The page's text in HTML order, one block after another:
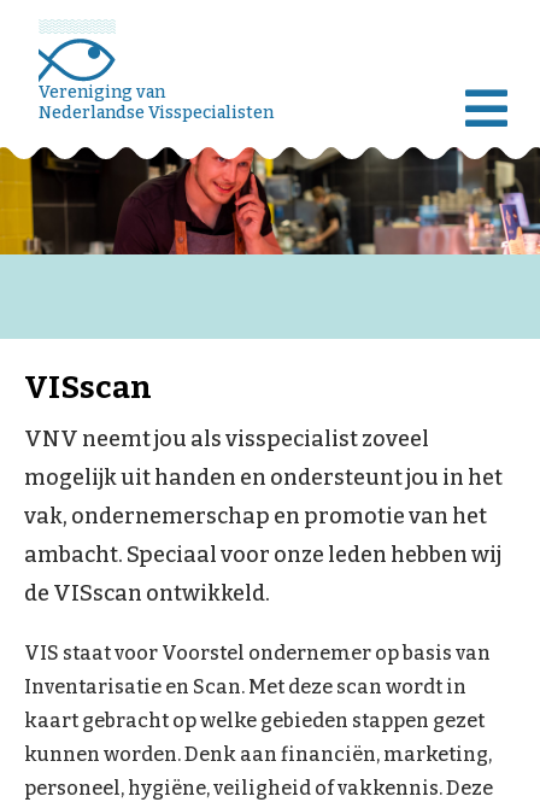
Vereniging van
Nederlandse Visspecialisten
VISscan
VNV neemt jou als visspecialist zoveel
mogelijk uit handen en ondersteunt jou in het
vak, ondernemerschap en promotie van het
ambacht. Speciaal voor onze leden hebben wij
de VISscan ontwikkeld.
VIS staat voor Voorstel ondernemer op basis van
Inventarisatie en Scan. Met deze scan wordt in
kaart gebracht op welke gebieden stappen gezet
kunnen worden. Denk aan financiën, marketing,
personeel, hygiëne, veiligheid of vakkennis. Deze